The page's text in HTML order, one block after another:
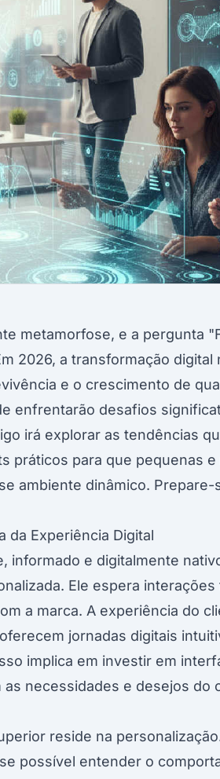
metamorfose, e a pergunta
2026, a transformação
e o crescimento de
enfrentarão desafios
irá explorar as tendências
práticos para que pequenas
ambiente dinâmico.
da Experiência Digital
informado e digitalmente
Ele espera
a marca. A experiência do
jornadas digitais
implica em investir em
necessidades e desejos do
reside na
possível entender o